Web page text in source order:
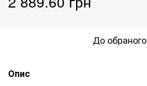
До обраного
Опис